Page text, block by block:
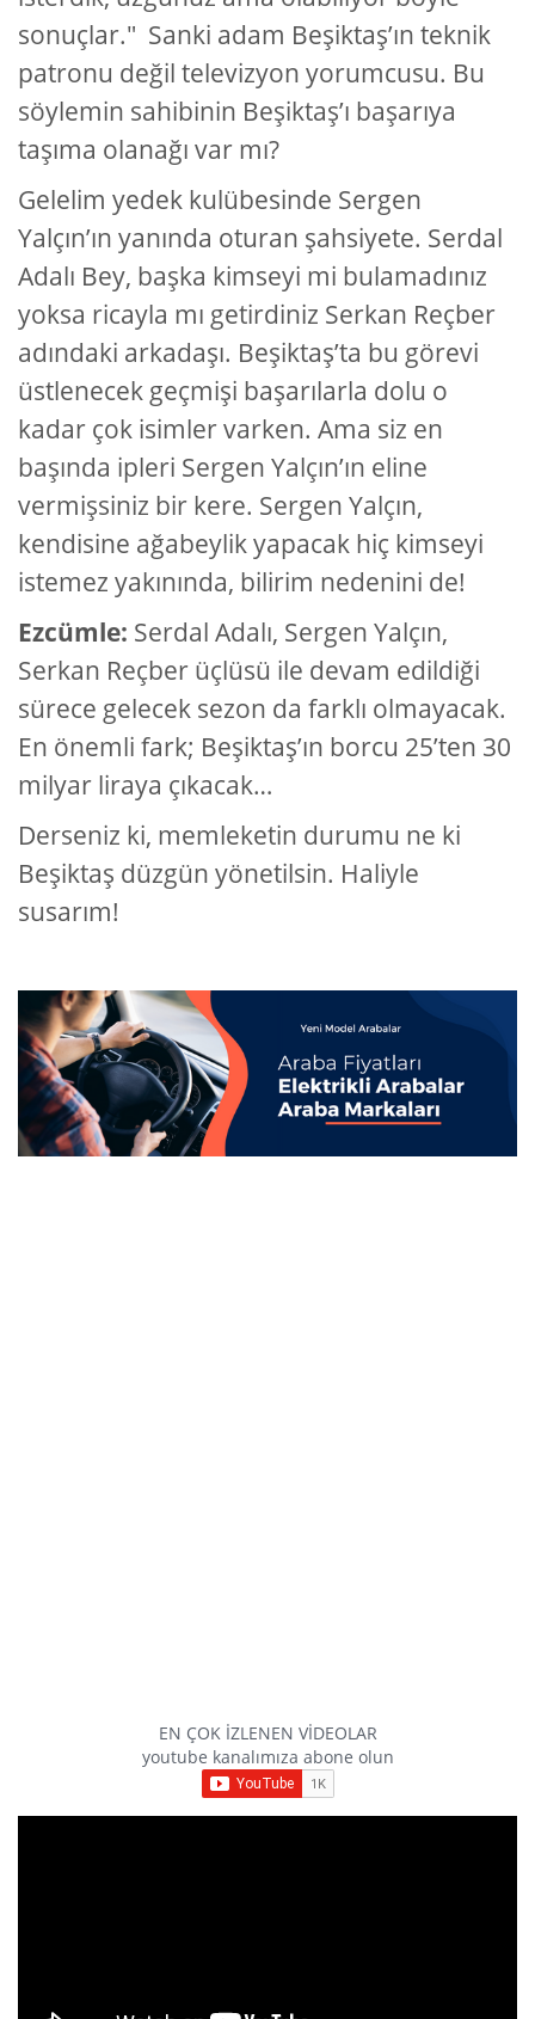
sonuçlar." Sanki adam Beşiktaş’ın teknik
patronu değil televizyon yorumcusu. Bu
söylemin sahibinin Beşiktaş’ı başarıya
taşıma olanağı var mı?
Gelelim yedek kulübesinde Sergen
Yalçın’ın yanında oturan şahsiyete. Serdal
Adalı Bey, başka kimseyi mi bulamadınız
yoksa ricayla mı getirdiniz Serkan Reçber
adındaki arkadaşı. Beşiktaş’ta bu görevi
üstlenecek geçmişi başarılarla dolu o
kadar çok isimler varken. Ama siz en
başında ipleri Sergen Yalçın’ın eline
vermişsiniz bir kere. Sergen Yalçın,
kendisine ağabeylik yapacak hiç kimseyi
istemez yakınında, bilirim nedenini de!
Ezcümle: Serdal Adalı, Sergen Yalçın,
Serkan Reçber üçlüsü ile devam edildiği
sürece gelecek sezon da farklı olmayacak.
En önemli fark; Beşiktaş’ın borcu 25’ten 30
milyar liraya çıkacak…
Derseniz ki, memleketin durumu ne ki
Beşiktaş düzgün yönetilsin. Haliyle
susarım!
EN ÇOK İZLENEN VİDEOLAR
youtube kanalımıza abone olun